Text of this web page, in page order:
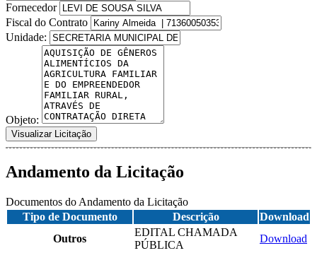
Fornecedor
Fiscal do Contrato
Unidade:
Objeto:
Visualizar Licitação
Andamento da Licitação
Documentos do Andamento da Licitação
Tipo de Documento
Descrição
Download
Outros
EDITAL CHAMADA
PÚBLICA
Download